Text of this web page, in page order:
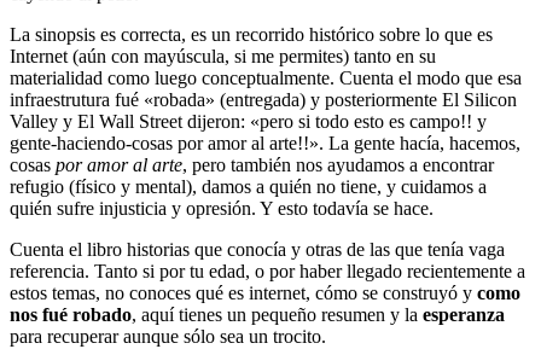
La sinopsis es correcta, es un recorrido histórico sobre lo que es
Internet (aún con mayúscula, si me permites) tanto en su
materialidad como luego conceptualmente. Cuenta el modo que esa
infraestrutura fué «robada» (entregada) y posteriormente El Silicon
Valley y El Wall Street dijeron: «pero si todo esto es campo!! y
gente-haciendo-cosas por amor al arte!!». La gente hacía, hacemos,
cosas por amor al arte, pero también nos ayudamos a encontrar
refugio (físico y mental), damos a quién no tiene, y cuidamos a
quién sufre injusticia y opresión. Y esto todavía se hace.
Cuenta el libro historias que conocía y otras de las que tenía vaga
referencia. Tanto si por tu edad, o por haber llegado recientemente a
estos temas, no conoces qué es internet, cómo se construyó y como
nos fué robado, aquí tienes un pequeño resumen y la esperanza
para recuperar aunque sólo sea un trocito.